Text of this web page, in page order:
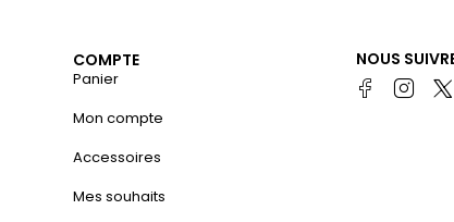
COMPTE
Panier
Mon compte
Accessoires
Mes souhaits
NOUS